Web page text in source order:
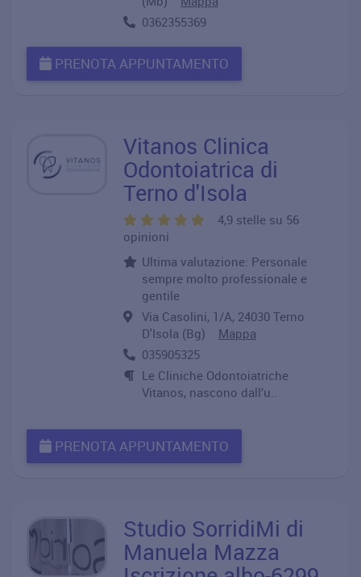
0362355369
PRENOTA APPUNTAMENTO
Vitanos Clinica
Odontoiatrica di
Terno d'Isola
4,9 stelle su 56
opinioni
Ultima valutazione: Personale
sempre molto professionale e
gentile
Via Casolini, 1/A, 24030 Terno
D'Isola (Bg) Mappa
035905325
Le Cliniche Odontoiatriche
Vitanos, nascono dall’u..
PRENOTA APPUNTAMENTO
Studio SorridiMi di
Manuela Mazza